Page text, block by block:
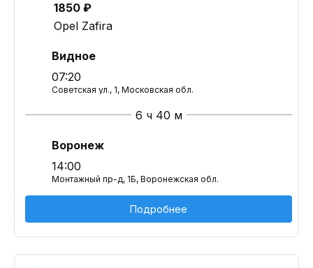
1850 ₽
Opel Zafira
Видное
07:20
Советская ул., 1, Московская обл.
6 ч 40 м
Воронеж
14:00
Монтажный пр-д, 1Б, Воронежская обл.
Подробнее